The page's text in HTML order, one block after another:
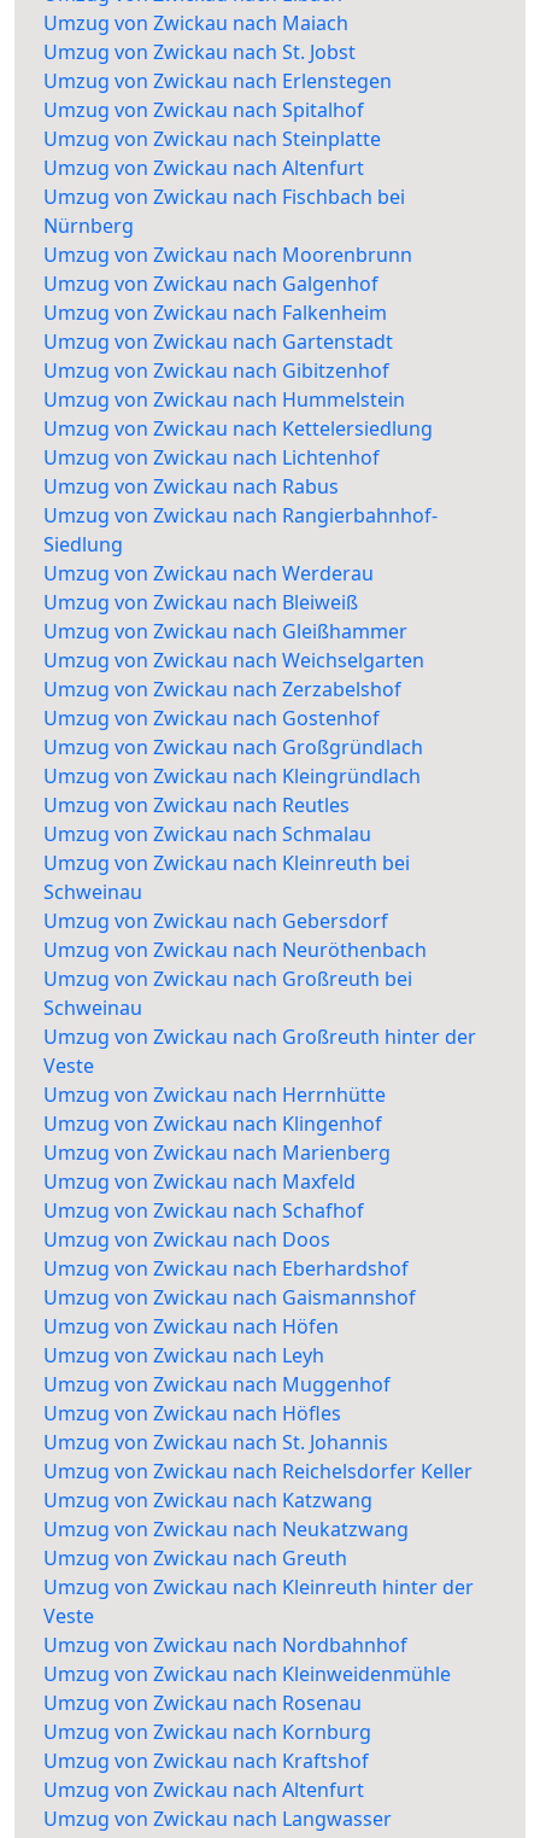
Umzug von Zwickau nach Maiach
Umzug von Zwickau nach St. Jobst
Umzug von Zwickau nach Erlenstegen
Umzug von Zwickau nach Spitalhof
Umzug von Zwickau nach Steinplatte
Umzug von Zwickau nach Altenfurt
Umzug von Zwickau nach Fischbach bei
Nürnberg
Umzug von Zwickau nach Moorenbrunn
Umzug von Zwickau nach Galgenhof
Umzug von Zwickau nach Falkenheim
Umzug von Zwickau nach Gartenstadt
Umzug von Zwickau nach Gibitzenhof
Umzug von Zwickau nach Hummelstein
Umzug von Zwickau nach Kettelersiedlung
Umzug von Zwickau nach Lichtenhof
Umzug von Zwickau nach Rabus
Umzug von Zwickau nach Rangierbahnhof-
Siedlung
Umzug von Zwickau nach Werderau
Umzug von Zwickau nach Bleiweiß
Umzug von Zwickau nach Gleißhammer
Umzug von Zwickau nach Weichselgarten
Umzug von Zwickau nach Zerzabelshof
Umzug von Zwickau nach Gostenhof
Umzug von Zwickau nach Großgründlach
Umzug von Zwickau nach Kleingründlach
Umzug von Zwickau nach Reutles
Umzug von Zwickau nach Schmalau
Umzug von Zwickau nach Kleinreuth bei
Schweinau
Umzug von Zwickau nach Gebersdorf
Umzug von Zwickau nach Neuröthenbach
Umzug von Zwickau nach Großreuth bei
Schweinau
Umzug von Zwickau nach Großreuth hinter der
Veste
Umzug von Zwickau nach Herrnhütte
Umzug von Zwickau nach Klingenhof
Umzug von Zwickau nach Marienberg
Umzug von Zwickau nach Maxfeld
Umzug von Zwickau nach Schafhof
Umzug von Zwickau nach Doos
Umzug von Zwickau nach Eberhardshof
Umzug von Zwickau nach Gaismannshof
Umzug von Zwickau nach Höfen
Umzug von Zwickau nach Leyh
Umzug von Zwickau nach Muggenhof
Umzug von Zwickau nach Höfles
Umzug von Zwickau nach St. Johannis
Umzug von Zwickau nach Reichelsdorfer Keller
Umzug von Zwickau nach Katzwang
Umzug von Zwickau nach Neukatzwang
Umzug von Zwickau nach Greuth
Umzug von Zwickau nach Kleinreuth hinter der
Veste
Umzug von Zwickau nach Nordbahnhof
Umzug von Zwickau nach Kleinweidenmühle
Umzug von Zwickau nach Rosenau
Umzug von Zwickau nach Kornburg
Umzug von Zwickau nach Kraftshof
Umzug von Zwickau nach Altenfurt
Umzug von Zwickau nach Langwasser